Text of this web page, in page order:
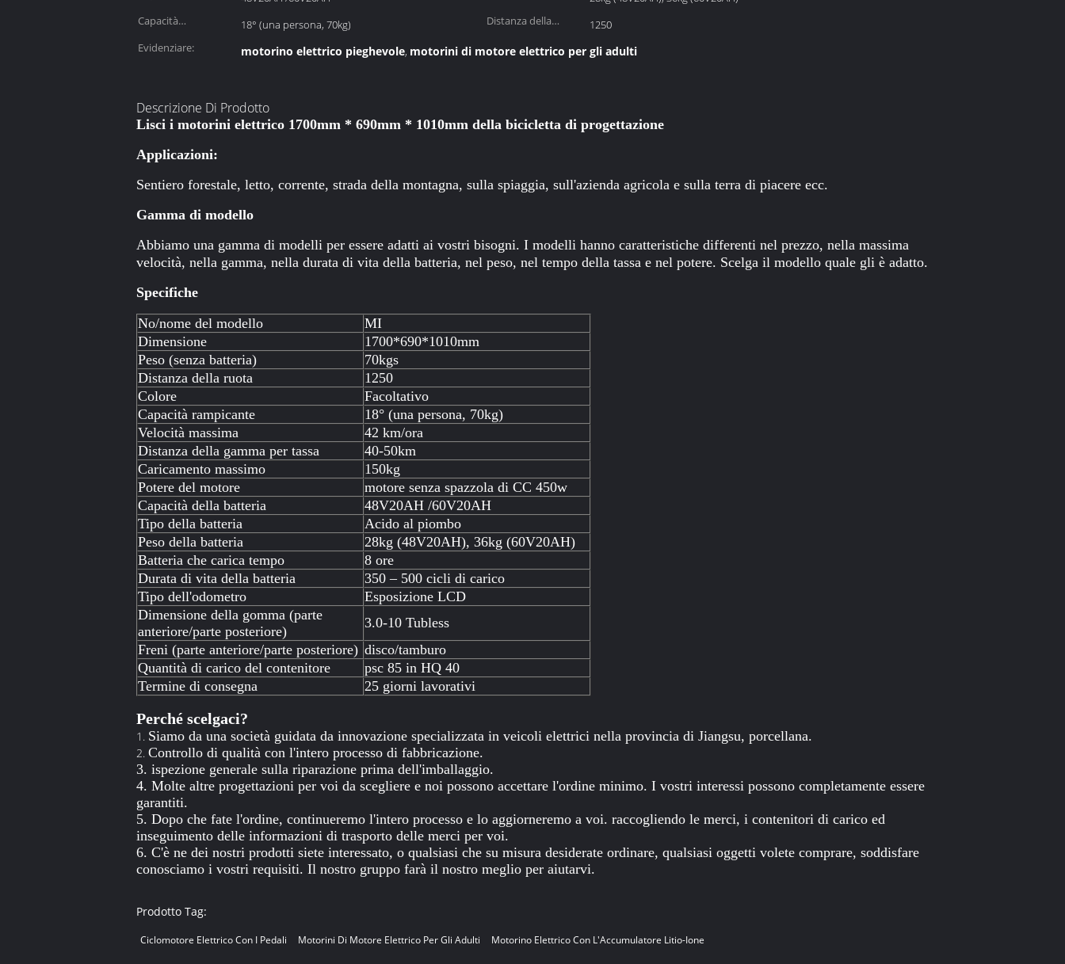
Capacità
18° (una persona, 70kg)
Distanza della
1250
Evidenziare:
motorino elettrico pieghevole, motorini di motore elettrico per gli adulti
Descrizione Di Prodotto
Lisci i motorini elettrico 1700mm * 690mm * 1010mm della bicicletta di progettazione
Applicazioni:
Sentiero forestale, letto, corrente, strada della montagna, sulla spiaggia, sull'azienda agricola e sulla terra di piacere ecc.
Gamma di modello
Abbiamo una gamma di modelli per essere adatti ai vostri bisogni. I modelli hanno caratteristiche differenti nel prezzo, nella massima
velocità, nella gamma, nella durata di vita della batteria, nel peso, nel tempo della tassa e nel potere. Scelga il modello quale gli è adatto.
Specifiche
No/nome del modello
MI
Dimensione
1700*690*1010mm
Peso (senza batteria)
70kgs
Distanza della ruota
1250
Colore
Facoltativo
Capacità rampicante
18° (una persona, 70kg)
Velocità massima
42 km/ora
Distanza della gamma per tassa
40-50km
Caricamento massimo
150kg
Potere del motore
motore senza spazzola di CC 450w
Capacità della batteria
48V20AH /60V20AH
Tipo della batteria
Acido al piombo
Peso della batteria
28kg (48V20AH), 36kg (60V20AH)
Batteria che carica tempo
8 ore
Durata di vita della batteria
350 – 500 cicli di carico
Tipo dell'odometro
Esposizione LCD
Dimensione della gomma (parte
anteriore/parte posteriore)
3.0-10 Tubless
Freni (parte anteriore/parte posteriore) disco/tamburo
Quantità di carico del contenitore
psc 85 in HQ 40
Termine di consegna
25 giorni lavorativi
Perché scelgaci?
1. Siamo da una società guidata da innovazione specializzata in veicoli elettrici nella provincia di Jiangsu, porcellana.
2. Controllo di qualità con l'intero processo di fabbricazione.
3. ispezione generale sulla riparazione prima dell'imballaggio.
4. Molte altre progettazioni per voi da scegliere e noi possono accettare l'ordine minimo. I vostri interessi possono completamente essere
garantiti.
5. Dopo che fate l'ordine, continueremo l'intero processo e lo aggiorneremo a voi. raccogliendo le merci, i contenitori di carico ed
inseguimento delle informazioni di trasporto delle merci per voi.
6. C'è ne dei nostri prodotti siete interessato, o qualsiasi che su misura desiderate ordinare, qualsiasi oggetti volete comprare, soddisfare
conosciamo i vostri requisiti. Il nostro gruppo farà il nostro meglio per aiutarvi.
Prodotto Tag:
Ciclomotore Elettrico Con I Pedali Motorini Di Motore Elettrico Per Gli Adulti Motorino Elettrico Con L'Accumulatore Litio-Ione